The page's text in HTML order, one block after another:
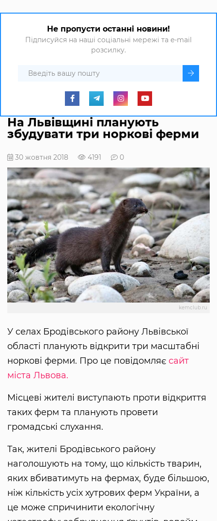
Не пропусти останні новини!
Підписуйся на наші соціальні мережі та e-mail
розсилку.
На Львівщині планують
збудувати три норкові ферми
30 жовтня 2018 4191 0
kemclub.ru
У селах Бродівського району Львівської
області планують відкрити три масштабні
норкові ферми. Про це повідомляє сайт
міста Львова.
Місцеві жителі виступають проти відкриття
таких ферм та планують провети
громадські слухання.
Так, жителі Бродівського району
наголошують на тому, що кількість тварин,
яких вбиватимуть на фермах, буде більшою,
ніж кількість усіх хутрових ферм України, а
це може спричинити екологічну